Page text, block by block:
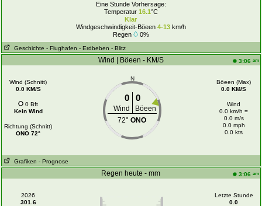
Eine Stunde Vorhersage:
Temperatur 16.1°C
Klar
Windgeschwindigkeit-Böeen 4-13km/h
Regen
0%
Geschichte - Flughafen - Erdbeben - Blitz
Wind | Böeen - KM/S 3:06 am
Wind (Schnitt)
0.0 KM/S
0 Bft
Kein Wind
Richtung (Schnitt)
ONO 72°
N
0 0
Wind
Böeen
72°ONO
Böeen (Max)
0.0 KM/S
Wind
0.0 km/h =
0.0 m/s
0.0 mph
0.0 kts
Grafiken - Prognose
Regen heute - mm 3:06 am
2026
301.6
Letzte Stunde
0.0